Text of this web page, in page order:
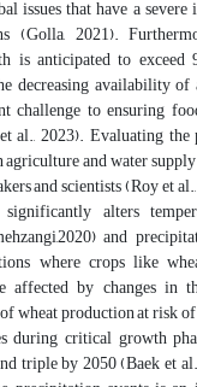
issues that have a
(Golla, 2021).
is anticipated to
decreasing availability of
challenge to ensuring
al., 2023). Evaluating
and water
and scientists (Roy et
alters
and
where crops like
affected by changes in
wheat production at risk
during critical growth
triple by 2050 (Baek et